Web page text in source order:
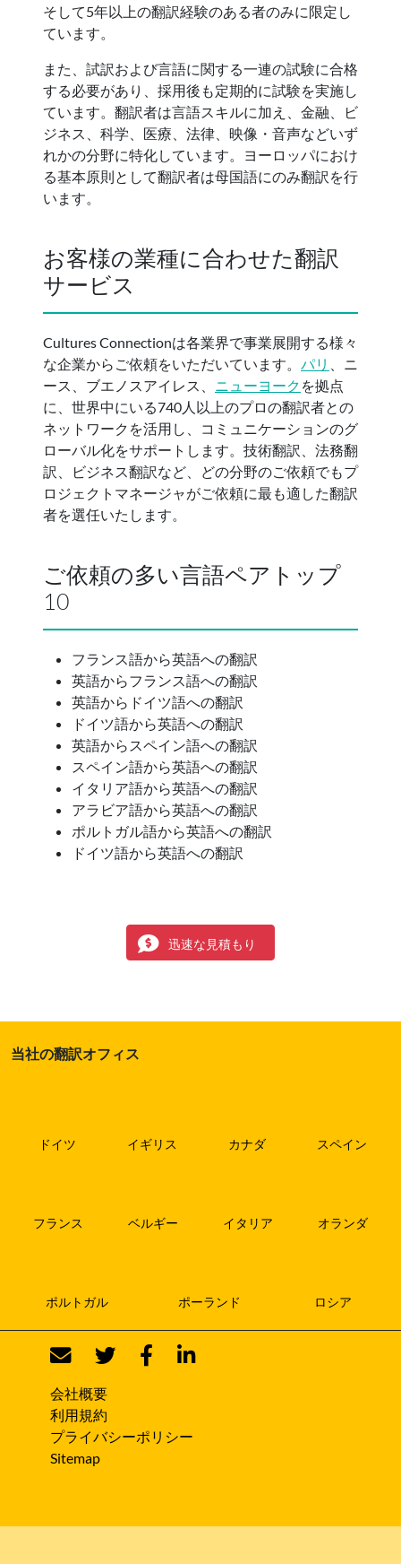
そして5年以上の翻訳経験のある者のみに限定し
ています。
また、試訳および言語に関する一連の試験に合格
する必要があり、採用後も定期的に試験を実施し
ています。翻訳者は言語スキルに加え、金融、ビ
ジネス、科学、医療、法律、映像・音声などいず
れかの分野に特化しています。ヨーロッパにおけ
る基本原則として翻訳者は母国語にのみ翻訳を行
います。
お客様の業種に合わせた翻訳
サービス
Cultures Connectionは各業界で事業展開する様々
な企業からご依頼をいただいています。 パリ
、ニ
ース、ブエノスアイレス、 ニューヨーク を拠点
に、世界中にいる740人以上のプロの翻訳者との
ネットワークを活用し、コミュニケーションのグ
ローバル化をサポートします。技術翻訳、法務翻
訳、ビジネス翻訳など、どの分野のご依頼でもプ
ロジェクトマネージャがご依頼に最も適した翻訳
者を選任いたします。
ご依頼の多い言語ペアトップ
10
フランス語から英語への翻訳
英語からフランス語への翻訳
英語からドイツ語への翻訳
ドイツ語から英語への翻訳
英語からスペイン語への翻訳
スペイン語から英語への翻訳
イタリア語から英語への翻訳
アラビア語から英語への翻訳
ポルトガル語から英語への翻訳
ドイツ語から英語への翻訳
迅速な見積もり
当社の翻訳オフィス
ドイツ イギリス カナダ スペイン
フランス ベルギー イタリア オランダ
ポルトガル ポーランド ロシア
会社概要
利用規約
プライバシーポリシー
Sitemap